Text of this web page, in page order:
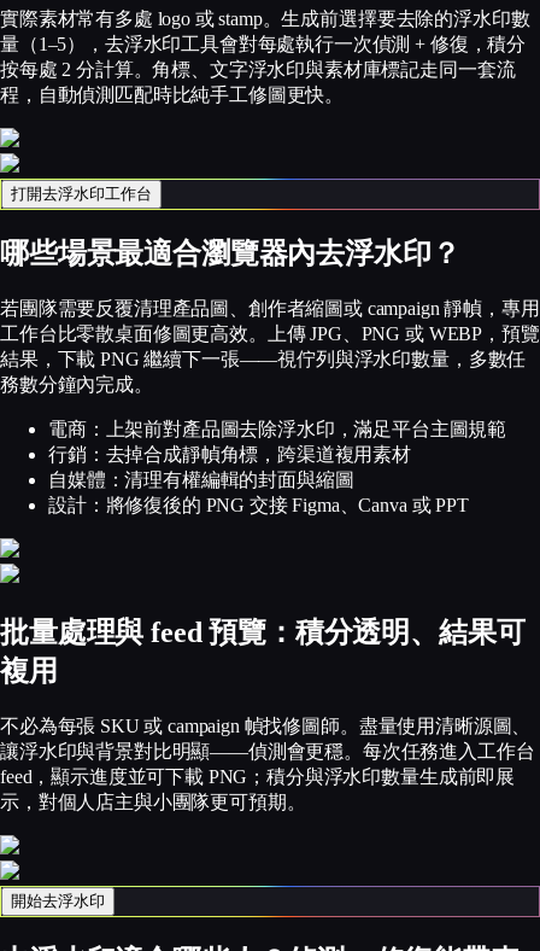
實際素材常有多處 logo 或 stamp。生成前選擇要去除的浮水印數
量（1–5），去浮水印工具會對每處執行一次偵測 + 修復，積分
按每處 2 分計算。角標、文字浮水印與素材庫標記走同一套流
程，自動偵測匹配時比純手工修圖更快。
打開去浮水印工作台
哪些場景最適合瀏覽器內去浮水印？
若團隊需要反覆清理產品圖、創作者縮圖或 campaign 靜幀，專用
工作台比零散桌面修圖更高效。上傳 JPG、PNG 或 WEBP，預覽
結果，下載 PNG 繼續下一張——視佇列與浮水印數量，多數任
務數分鐘內完成。
電商：上架前對產品圖去除浮水印，滿足平台主圖規範
行銷：去掉合成靜幀角標，跨渠道複用素材
自媒體：清理有權編輯的封面與縮圖
設計：將修復後的 PNG 交接 Figma、Canva 或 PPT
批量處理與 feed 預覽：積分透明、結果可
複用
不必為每張 SKU 或 campaign 幀找修圖師。盡量使用清晰源圖、
讓浮水印與背景對比明顯——偵測會更穩。每次任務進入工作台
feed，顯示進度並可下載 PNG；積分與浮水印數量生成前即展
示，對個人店主與小團隊更可預期。
開始去浮水印